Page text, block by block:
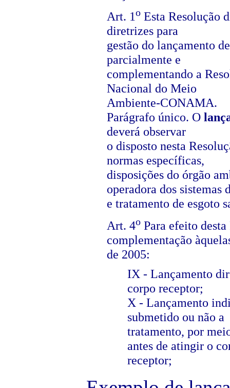
Art. 1o Esta Resolução
diretrizes para
gestão do lançamento
parcialmente e
complementando a
Nacional do Meio
Ambiente-CONAMA.
Parágrafo único. O
deverá observar
o disposto nesta
normas específicas,
disposições do órgão
operadora dos sistemas
e tratamento de esgoto
Art. 4o Para efeito
complementação
de 2005:
IX - Lançamento
corpo receptor;
X - Lançamento
submetido ou não a
tratamento, por
antes de atingir o
receptor;